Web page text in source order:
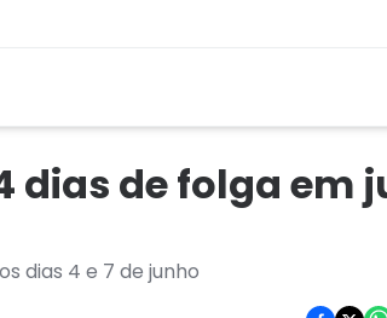
dias de folga em
dias 4 e 7 de junho